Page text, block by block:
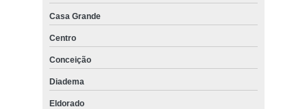
Casa Grande
Centro
Conceição
Diadema
Eldorado